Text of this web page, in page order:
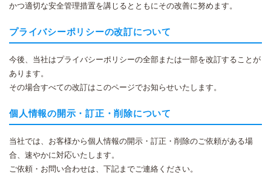
かつ適切な安全管理措置を講じるとともにその改善に努めます。
プライバシーポリシーの改訂について
今後、当社はプライバシーポリシーの全部または一部を改訂することが
あります。
その場合すべての改訂はこのページでお知らせいたします。
個人情報の開示・訂正・削除について
当社では、お客様から個人情報の開示・訂正・削除のご依頼がある場
合、速やかに対応いたします。
ご依頼・お問い合わせは、下記までご連絡ください。